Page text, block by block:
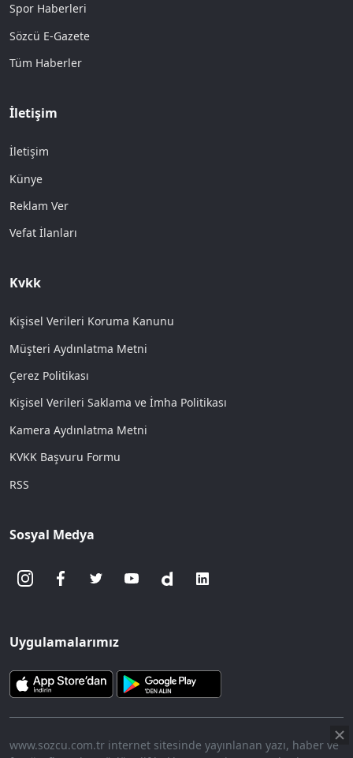
Spor Haberleri
Sözcü E-Gazete
Tüm Haberler
İletişim
İletişim
Künye
Reklam Ver
Vefat İlanları
Kvkk
Kişisel Verileri Koruma Kanunu
Müşteri Aydınlatma Metni
Çerez Politikası
Kişisel Verileri Saklama ve İmha Politikası
Kamera Aydınlatma Metni
KVKK Başvuru Formu
RSS
Sosyal Medya
Uygulamalarımız
www.sozcu.com.tr internet sitesinde yayınlanan yazı, haber ve